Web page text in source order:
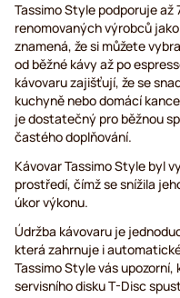
Tassimo Style podporuje až
renomovaných výrobců jako
znamená, že si můžete
od běžné kávy až po
kávovaru zajišťují, že se
kuchyně nebo domácí
je dostatečný pro běžnou
častého doplňování.
Kávovar Tassimo Style byl
prostředí, čímž se snížila
úkor výkonu.
Údržba kávovaru je
která zahrnuje i
Tassimo Style vás
servisního disku T-Disc